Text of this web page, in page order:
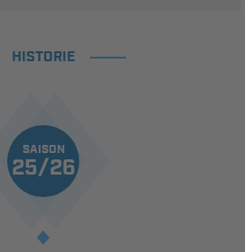
HISTORIE
SAISON
25/26